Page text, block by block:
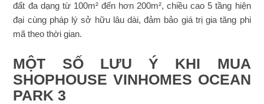
đất đa dạng từ 100m² đến hơn 200m², chiều cao 5 tầng hiện
đại cùng pháp lý sở hữu lâu dài, đảm bảo giá trị gia tăng phi
mã theo thời gian.
MỘT SỐ LƯU Ý KHI MUA
SHOPHOUSE VINHOMES OCEAN
PARK 3